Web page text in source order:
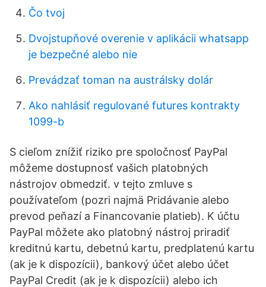
Čo tvoj
Dvojstupňové overenie v aplikácii whatsapp
je bezpečné alebo nie
Prevádzať toman na austrálsky dolár
Ako nahlásiť regulované futures kontrakty
1099-b
S cieľom znížiť riziko pre spoločnosť PayPal
môžeme dostupnosť vašich platobných
nástrojov obmedziť. v tejto zmluve s
používateľom (pozri najmä Pridávanie alebo
prevod peňazí a Financovanie platieb). K účtu
PayPal môžete ako platobný nástroj priradiť
kreditnú kartu, debetnú kartu, predplatenú kartu
(ak je k dispozícii), bankový účet alebo účet
PayPal Credit (ak je k dispozícii) alebo ich